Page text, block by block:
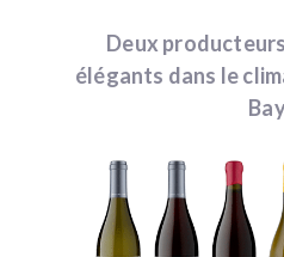
Deux
élégants dans le